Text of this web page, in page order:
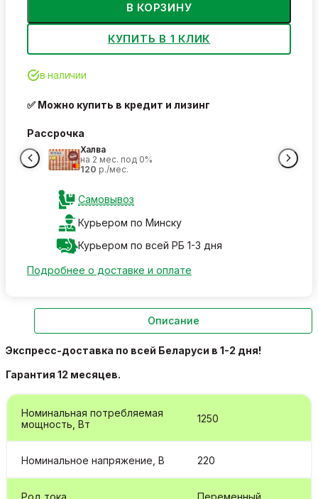
В КОРЗИНУ
КУПИТЬ В 1 КЛИК
в наличии
✅ Можно купить в кредит и лизинг
Рассрочка
Халва
на 2 мес. под 0%
120 р./мес.
Самовывоз
Курьером по Минску
Курьером по всей РБ 1-3 дня
Подробнее о доставке и оплате
Описание
Экспресс-доставка по всей Беларуси в 1-2 дня!
Гарантия 12 месяцев.
Номинальная потребляемая
мощность, Вт
1250
Номинальное напряжение, В 220
Род тока Переменный